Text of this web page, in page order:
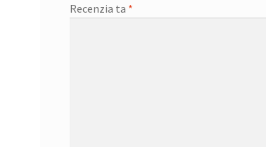
Recenzia ta *